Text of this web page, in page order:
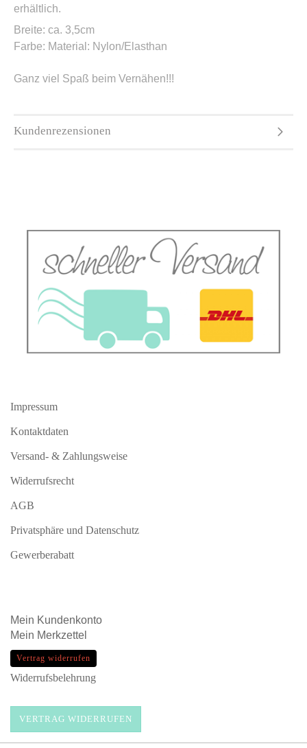
erhältlich.
Breite: ca. 3,5cm
Farbe: Material: Nylon/Elasthan
Ganz viel Spaß beim Vernähen!!!
Kundenrezensionen
Impressum
Kontaktdaten
Versand- & Zahlungsweise
Widerrufsrecht
AGB
Privatsphäre und Datenschutz
Gewerberabatt
Mein Kundenkonto
Mein Merkzettel
Vertrag widerrufen
Widerrufsbelehrung
VERTRAG WIDERRUFEN